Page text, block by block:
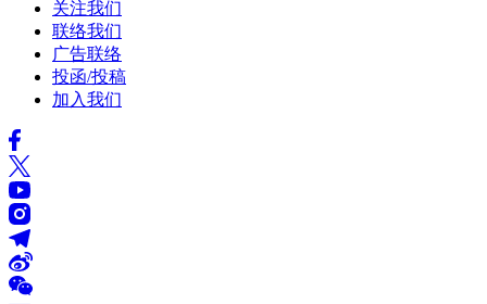
关注我们
联络我们
广告联络
投函/投稿
加入我们